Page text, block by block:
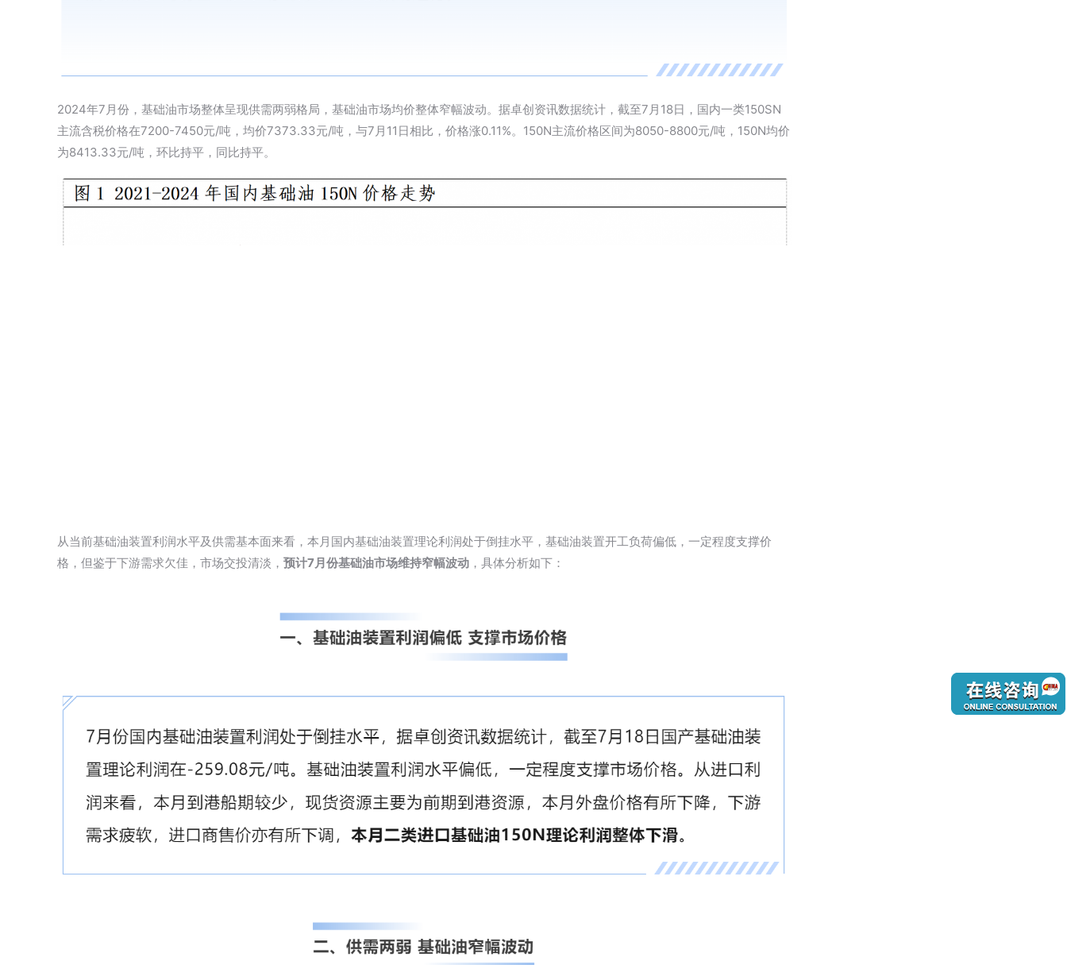
2024年7月份，基础油市场整体呈现供需两弱格局，基础油市场均价整体窄幅波动。据卓创资讯数据统计，截至7月18日，国内一类150SN
主流含税价格在7200-7450元/吨，均价7373.33元/吨，与7月11日相比，价格涨0.11%。150N主流价格区间为8050-8800元/吨，150N均价
为8413.33元/吨，环比持平，同比持平。
从当前基础油装置利润水平及供需基本面来看，本月国内基础油装置理论利润处于倒挂水平，基础油装置开工负荷偏低，一定程度支撑价
格，但鉴于下游需求欠佳，市场交投清淡， 预计7月份基础油市场维持窄幅波动 ，具体分析如下：